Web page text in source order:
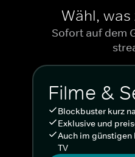
Wähl,
Sofort auf dem
Filme &
Blockbuster kurz
Exklusive und
Auch im
TV